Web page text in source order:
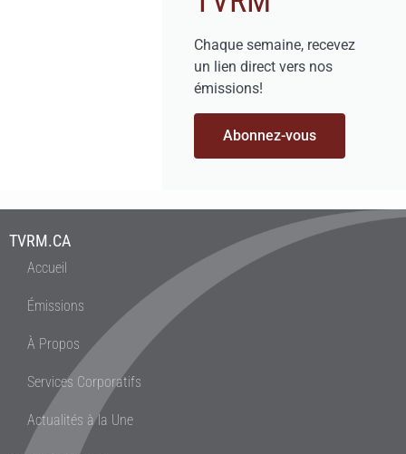
Chaque semaine, recevez
un lien direct vers nos
émissions!
Abonnez-vous
TVRM.CA
Accueil
Émissions
À Propos
Services Corporatifs
Actualités à la Une